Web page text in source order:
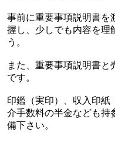
事前に重要事項説明書を
握し、少しでも内容を理
う。
また、重要事項説明書
です。
印鑑（実印）、収入印紙
介手数料の半金なども持
備下さい。